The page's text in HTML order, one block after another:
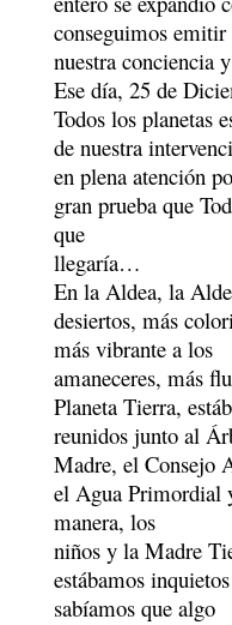
conseguimos emitir
nuestra conciencia
Ese día, 25 de
Todos los planetas
de nuestra
en plena atención
gran prueba que
que
llegaría…
En la Aldea, la
desiertos, más
más vibrante a los
amaneceres, más
Planeta Tierra,
reunidos junto al
Madre, el Consejo
el Agua Primordial
manera, los
niños y la Madre
estábamos
sabíamos que algo